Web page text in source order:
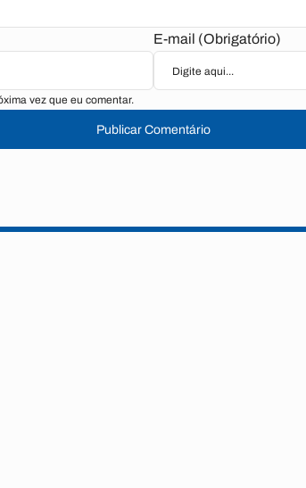
E-mail (Obrigatório)
vez que eu comentar.
Publicar Comentário